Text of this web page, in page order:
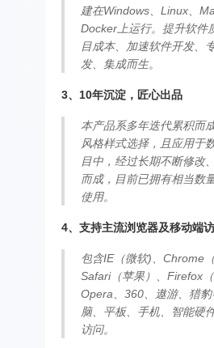
建在Windows、Linux、
Docker上运行。提升软件
目成本、加速软件开发、
发、集成而生。
3、10年沉淀，匠心出品
本产品系多年迭代累积而
风格样式选择，且应用于
目中，经过长期不断修改
而成，目前已拥有相当数
使用。
4、支持主流浏览器及移动端
包含IE（微软)、Chrome（
Safari（苹果）、Firefox（
Opera、360、遨游、猎
脑、平板、手机、智能硬
访问。